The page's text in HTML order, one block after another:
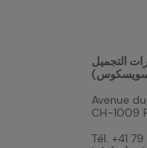
التجميل
Avenue
CH-1009
Tél. +41